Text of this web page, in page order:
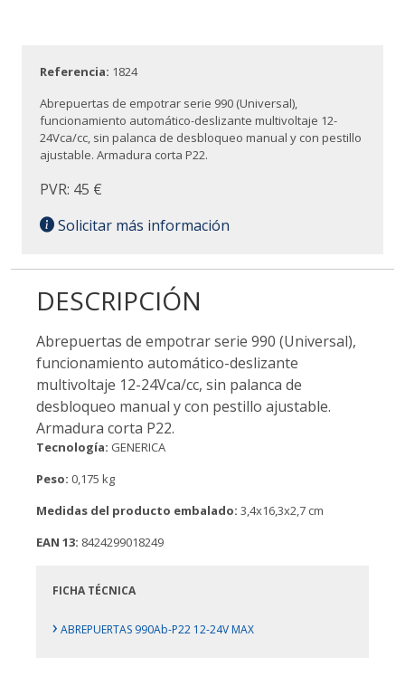
Referencia: 1824
Abrepuertas de empotrar serie 990 (Universal),
funcionamiento automático-deslizante multivoltaje 12-
24Vca/cc, sin palanca de desbloqueo manual y con pestillo
ajustable. Armadura corta P22.
PVR: 45 €
Solicitar más información
DESCRIPCIÓN
Abrepuertas de empotrar serie 990 (Universal),
funcionamiento automático-deslizante
multivoltaje 12-24Vca/cc, sin palanca de
desbloqueo manual y con pestillo ajustable.
Armadura corta P22.
Tecnología: GENERICA
Peso: 0,175 kg
Medidas del producto embalado: 3,4x16,3x2,7 cm
EAN 13: 8424299018249
FICHA TÉCNICA
› ABREPUERTAS 990Ab-P22 12-24V MAX